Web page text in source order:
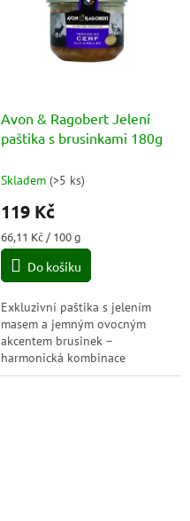
Avon & Ragobert Jelení
paštika s brusinkami 180g
Skladem (>5 ks)
119 Kč
Měrná
cena:
66,11 Kč / 100 g
Do košíku
Exkluzivní paštika s jelením
masem a jemným ovocným
akcentem brusinek –
harmonická kombinace
divočiny a lehké